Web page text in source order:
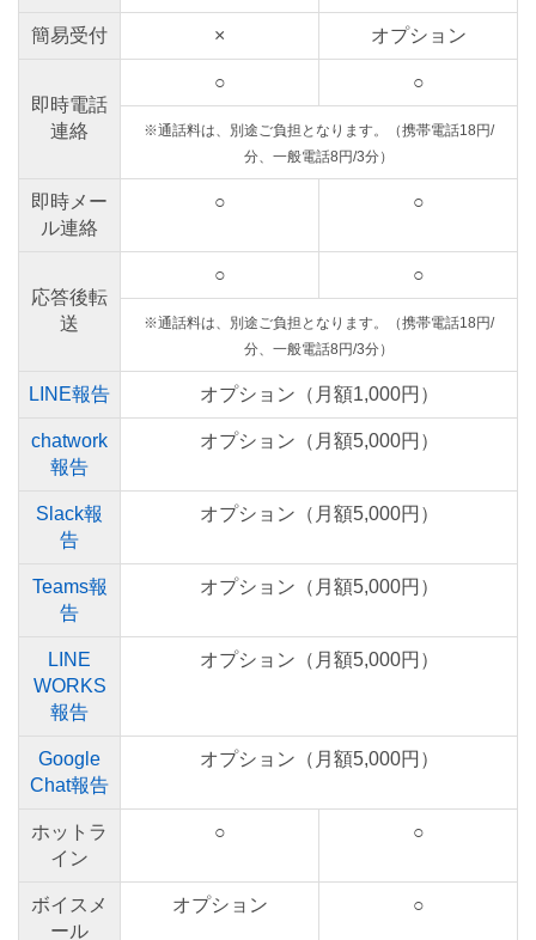
簡易受付 × オプション
即時電話
連絡
○ ○
※通話料は、別途ご負担となります。（携帯電話18円/
分、一般電話8円/3分）
即時メー
ル連絡
○ ○
応答後転
送
○ ○
※通話料は、別途ご負担となります。（携帯電話18円/
分、一般電話8円/3分）
LINE報告 オプション（月額1,000円）
chatwork
報告
オプション（月額5,000円）
Slack報
告
オプション（月額5,000円）
Teams報
告
オプション（月額5,000円）
LINE
WORKS
報告
オプション（月額5,000円）
Google
Chat報告
オプション（月額5,000円）
ホットラ
イン
○ ○
ボイスメ
ール
オプション ○